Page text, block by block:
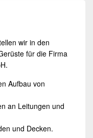
wir in den
für die Firma
Aufbau von
an Leitungen und
und Decken.